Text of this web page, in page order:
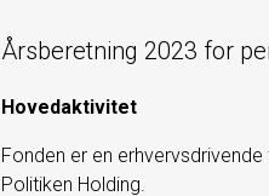
Årsberetning 2023 for
Hovedaktivitet
Fonden er en
Politiken Holding.